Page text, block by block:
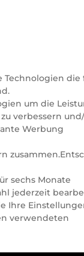
Technologien die
um die
verbessern
Werbung
sechs Monate
jederzeit
Ihre
verwendeten